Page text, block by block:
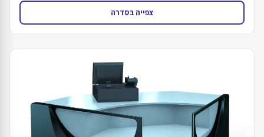
צפייה בסדרה